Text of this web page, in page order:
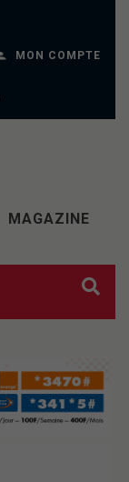
MON COMPTE
MAGAZINE